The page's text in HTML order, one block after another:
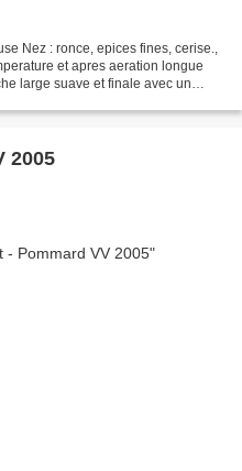
Nez : ronce, epices fines, cerise.,
et apres aeration longue
large suave et finale avec un
2005